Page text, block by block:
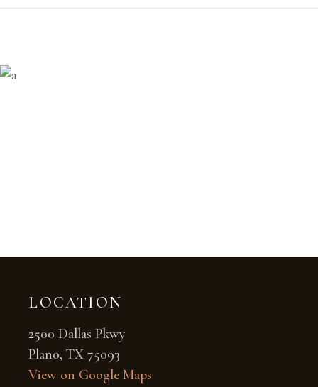
LOCATION
2500 Dallas Pkwy
Plano, TX 75093
View on Google Maps